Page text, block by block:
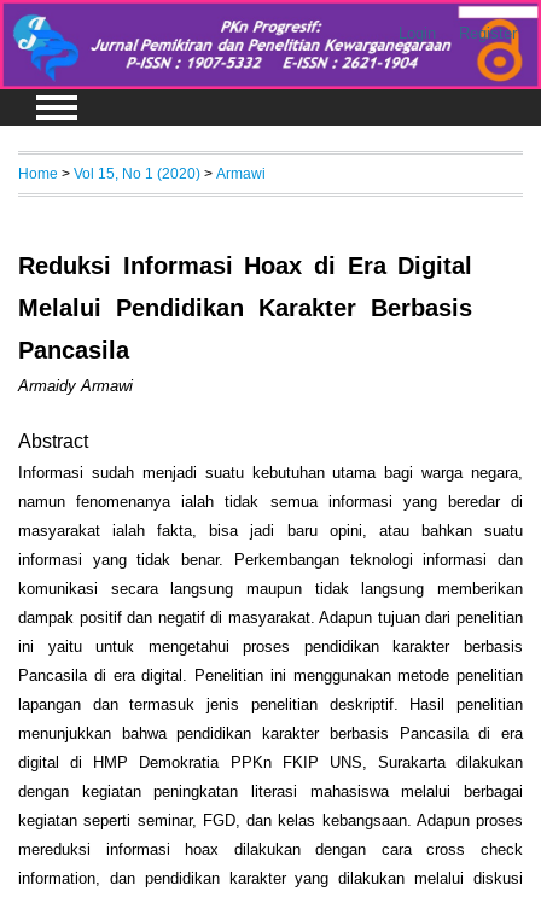
Login Register
Home > Vol 15, No 1 (2020) > Armawi
Reduksi Informasi Hoax di Era Digital
Melalui Pendidikan Karakter Berbasis
Pancasila
Armaidy Armawi
Abstract
Informasi sudah menjadi suatu kebutuhan utama bagi warga negara,
namun fenomenanya ialah tidak semua informasi yang beredar di
masyarakat ialah fakta, bisa jadi baru opini, atau bahkan suatu
informasi yang tidak benar. Perkembangan teknologi informasi dan
komunikasi secara langsung maupun tidak langsung memberikan
dampak positif dan negatif di masyarakat. Adapun tujuan dari penelitian
ini yaitu untuk mengetahui proses pendidikan karakter berbasis
Pancasila di era digital. Penelitian ini menggunakan metode penelitian
lapangan dan termasuk jenis penelitian deskriptif. Hasil penelitian
menunjukkan bahwa pendidikan karakter berbasis Pancasila di era
digital di HMP Demokratia PPKn FKIP UNS, Surakarta dilakukan
dengan kegiatan peningkatan literasi mahasiswa melalui berbagai
kegiatan seperti seminar, FGD, dan kelas kebangsaan. Adapun proses
mereduksi informasi hoax dilakukan dengan cara cross check
information, dan pendidikan karakter yang dilakukan melalui diskusi